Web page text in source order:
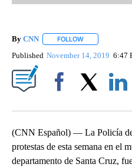
By CNN FOLLOW
Published November 14, 2019 6:47
(CNN Español) — La Policía
protestas de esta semana en el
departamento de Santa Cruz,